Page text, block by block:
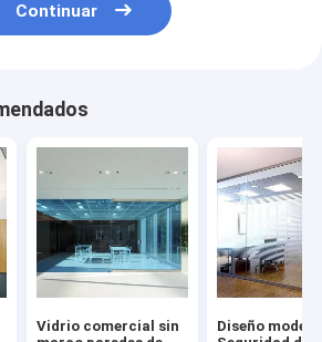
Continuar
Vidrio comercial sin
Diseño